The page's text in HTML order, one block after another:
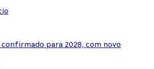
para 2028, com novo